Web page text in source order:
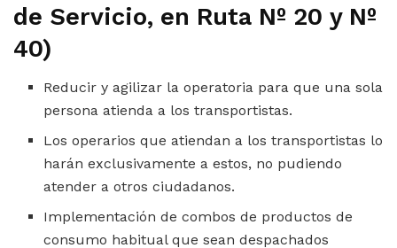
de Servicio, en Ruta Nº 20 y Nº
40)
Reducir y agilizar la operatoria para que una sola
persona atienda a los transportistas.
Los operarios que atiendan a los transportistas lo
harán exclusivamente a estos, no pudiendo
atender a otros ciudadanos.
Implementación de combos de productos de
consumo habitual que sean despachados